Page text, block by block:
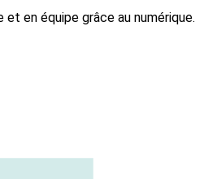
en équipe grâce au numérique.